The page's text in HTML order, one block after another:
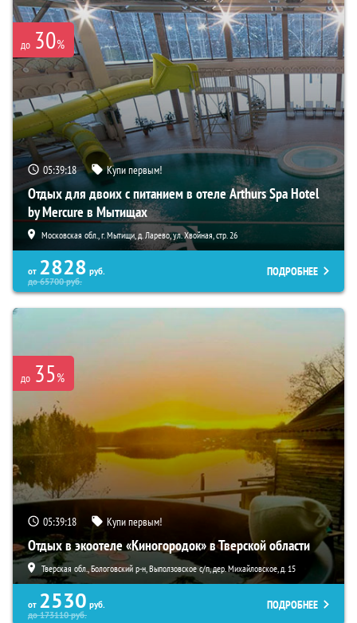
до 30%
05:39:17 Купи первым!
Отдых для двоих с питанием в отеле Arthurs Spa Hotel
by Mercure в Мытищах
Московская обл., г. Мытищи, д. Ларево, ул. Хвойная, стр. 26
от 2828 руб.
до65700руб.
ПОДРОБНЕЕ
до 35%
05:39:17 Купи первым!
Отдых в экоотеле «Киногородок» в Тверской области
Тверская обл., Бологовский р-н, Выползовское с/п, дер. Михайловское, д. 15
от 2530 руб.
до173110руб.
ПОДРОБНЕЕ